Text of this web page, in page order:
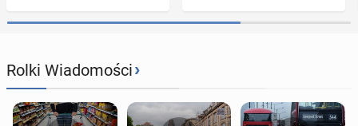
Rolki Wiadomości›